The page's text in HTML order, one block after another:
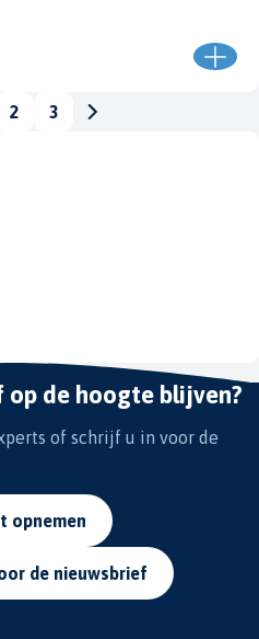
2 3
de hoogte blijven?
of schrijf u in voor de
opnemen
de nieuwsbrief